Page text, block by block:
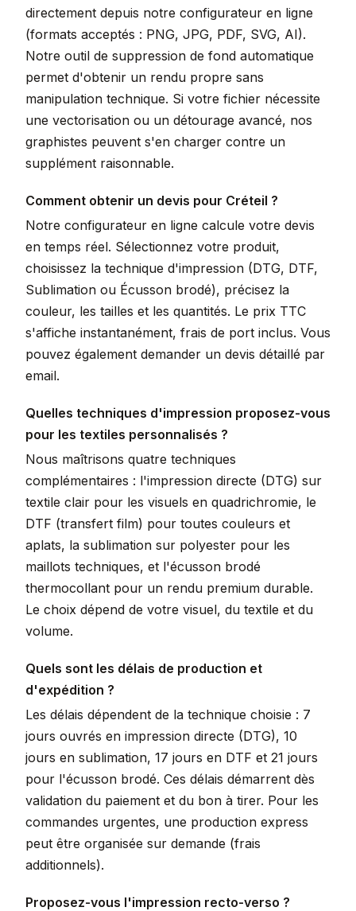
directement depuis notre configurateur en ligne
(formats acceptés : PNG, JPG, PDF, SVG, AI).
Notre outil de suppression de fond automatique
permet d'obtenir un rendu propre sans
manipulation technique. Si votre fichier nécessite
une vectorisation ou un détourage avancé, nos
graphistes peuvent s'en charger contre un
supplément raisonnable.
Comment obtenir un devis pour Créteil ?
Notre configurateur en ligne calcule votre devis
en temps réel. Sélectionnez votre produit,
choisissez la technique d'impression (DTG, DTF,
Sublimation ou Écusson brodé), précisez la
couleur, les tailles et les quantités. Le prix TTC
s'affiche instantanément, frais de port inclus. Vous
pouvez également demander un devis détaillé par
email.
Quelles techniques d'impression proposez-vous
pour les textiles personnalisés ?
Nous maîtrisons quatre techniques
complémentaires : l'impression directe (DTG) sur
textile clair pour les visuels en quadrichromie, le
DTF (transfert film) pour toutes couleurs et
aplats, la sublimation sur polyester pour les
maillots techniques, et l'écusson brodé
thermocollant pour un rendu premium durable.
Le choix dépend de votre visuel, du textile et du
volume.
Quels sont les délais de production et
d'expédition ?
Les délais dépendent de la technique choisie : 7
jours ouvrés en impression directe (DTG), 10
jours en sublimation, 17 jours en DTF et 21 jours
pour l'écusson brodé. Ces délais démarrent dès
validation du paiement et du bon à tirer. Pour les
commandes urgentes, une production express
peut être organisée sur demande (frais
additionnels).
Proposez-vous l'impression recto-verso ?